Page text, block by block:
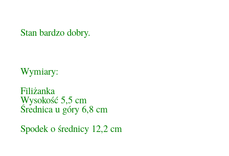
Stan bardzo dobry.
Wymiary:
Filiżanka
Wysokość 5,5 cm
Średnica u góry 6,8 cm
Spodek o średnicy 12,2 cm